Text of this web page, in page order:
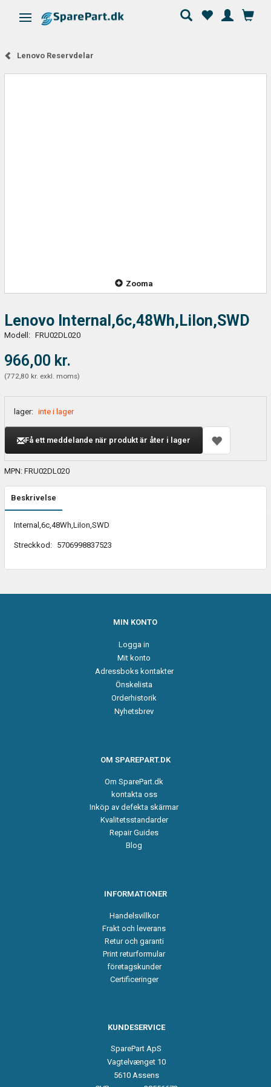
Ändra navigering
Lenovo Reservdelar
Zooma
Lenovo Internal,6c,48Wh,LiIon,SWD
Modell: FRU02DL020
966,00 kr.
(772,80 kr. exkl. moms)
lager: inte i lager
Få ett meddelande när produkt är åter i lager
MPN: FRU02DL020
Beskrivelse
Internal,6c,48Wh,LiIon,SWD
Streckkod: 5706998837523
MIN KONTO
Logga in
Mit konto
Adressboks kontakter
Önskelista
Orderhistorik
Nyhetsbrev
OM SPAREPART.DK
Om SparePart.dk
kontakta oss
Inköp av defekta skärmar
Kvalitetsstandarder
Repair Guides
Blog
INFORMATIONER
Handelsvillkor
Frakt och leverans
Retur och garanti
Print returformular
företagskunder
Certificeringer
KUNDESERVICE
SparePart ApS
Vagtelvænget 10
5610 Assens